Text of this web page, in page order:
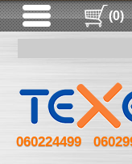
(0)
060224499